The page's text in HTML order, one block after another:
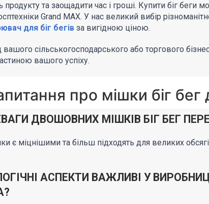
продукту та заощадити час і гроші. Купити біг беги
Grand MAX. У нас великий вибір
для біг бегів за вигідною ціною.
сільськогосподарського або торгового
вашого успіху.
про мішки біг бег
ДВОШОВНИХ МІШКІВ БІГ БЕГ
є міцнішими та більш підходять для великих
АСПЕКТИ ВАЖЛИВІ У